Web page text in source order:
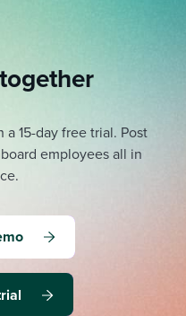
15-day free trial. Post
employees all in